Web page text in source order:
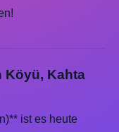
Köyü, Kahta
ist es heute